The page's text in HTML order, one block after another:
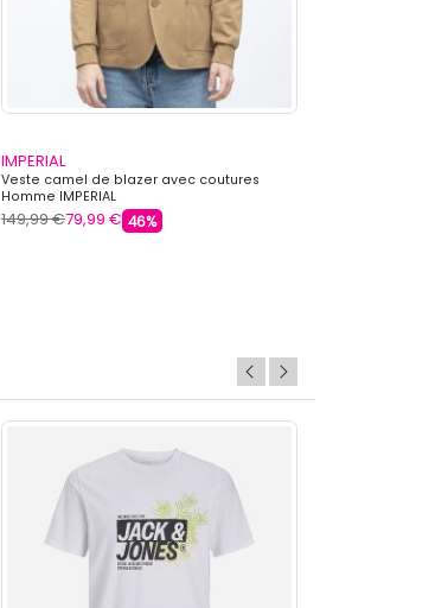
IMPERIAL
Veste camel de blazer avec coutures
Homme IMPERIAL
149,99 €79,99 € 46%